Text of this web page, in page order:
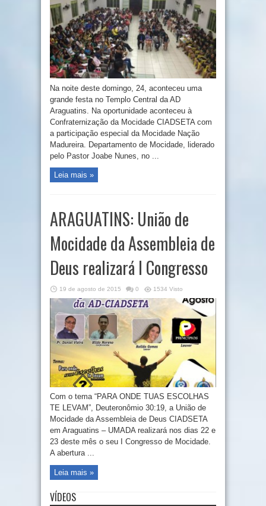
Na noite deste domingo, 24, aconteceu uma
grande festa no Templo Central da AD
Araguatins. Na oportunidade aconteceu à
Confraternização da Mocidade CIADSETA com
a participação especial da Mocidade Nação
Madureira. Departamento de Mocidade, liderado
pelo Pastor Joabe Nunes, no ...
Leia mais »
ARAGUATINS: União de
Mocidade da Assembleia de
Deus realizará I Congresso
19 de agosto de 2015 0 1534 Visto
Com o tema “PARA ONDE TUAS ESCOLHAS
TE LEVAM”, Deuteronômio 30:19, a União de
Mocidade da Assembleia de Deus CIADSETA
em Araguatins – UMADA realizará nos dias 22 e
23 deste mês o seu I Congresso de Mocidade.
A abertura ...
Leia mais »
VÍDEOS